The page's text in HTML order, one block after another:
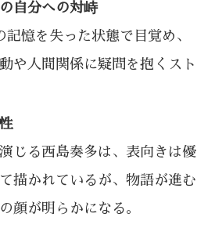
自分への対峙
憶を失った状態で目覚め、
や人間関係に疑問を抱くスト
じる西島奏多は、表向きは優
描かれているが、物語が進む
顔が明らかになる。